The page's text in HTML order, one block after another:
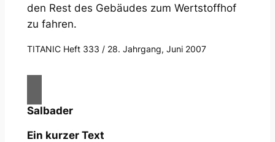
den Rest des Gebäudes zum Wertstoffhof
zu fahren.
TITANIC Heft 333 / 28. Jahrgang, Juni 2007
Salbader
Ein kurzer Text